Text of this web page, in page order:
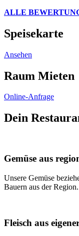
ALLE
Speisekarte
Ansehen
Raum Mieten
Online-Anfrage
Dein
Gemüse aus
Unsere Gemüse
Bauern aus der Region.
Fleisch aus